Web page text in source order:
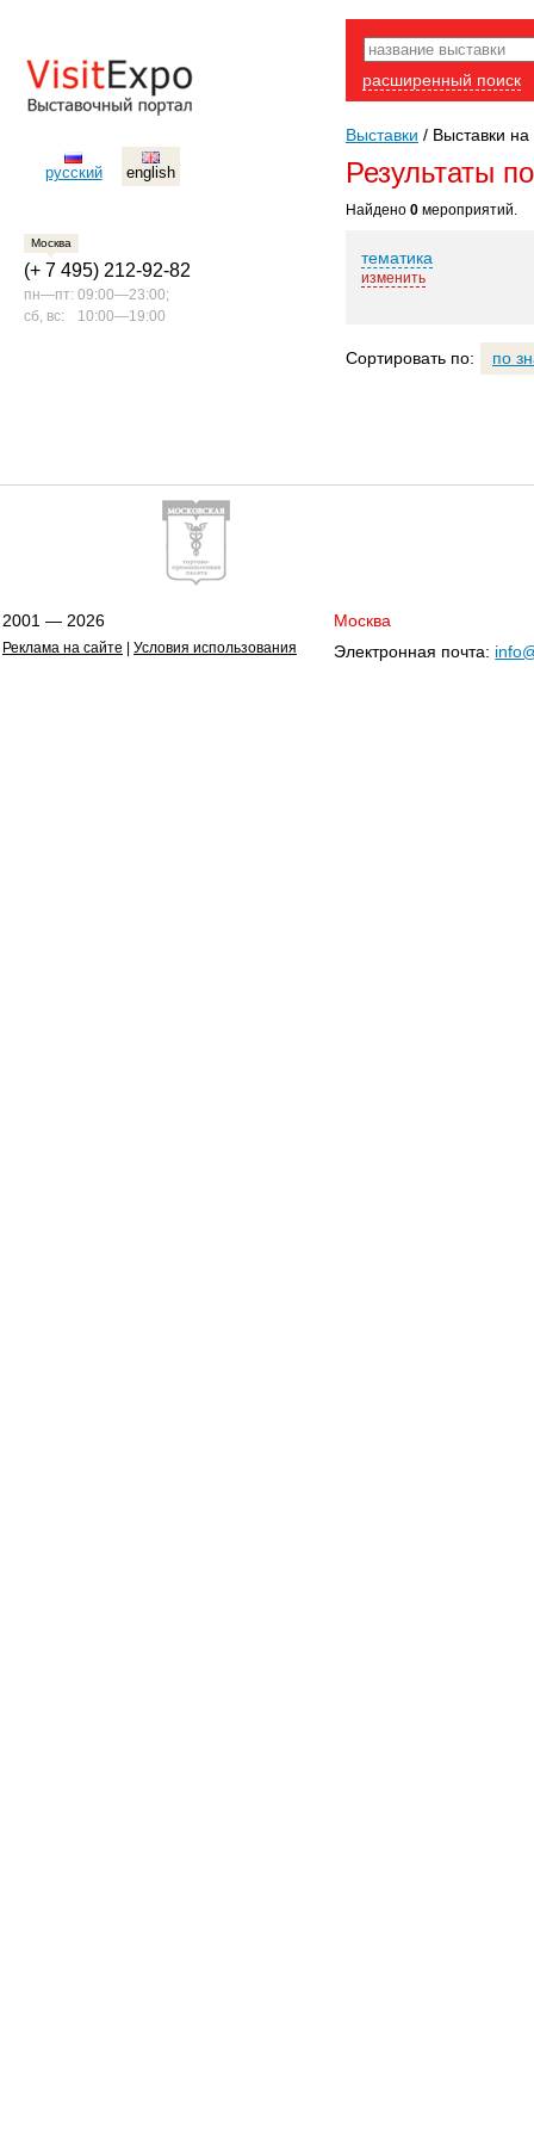
русский english
Москва
(+ 7 495) 212-92-82
пн—пт: 09:00—23:00;
сб, вс:
10:00—19:00
расширенный поиск
Выставки / Выставки на
Результаты
Найдено 0 мероприятий.
тематика
изменить
Сортировать по: по
2001 — 2026
Реклама на сайте Условия использования
Москва
Электронная почта: